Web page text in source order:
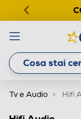
Tv e Audio Hifi